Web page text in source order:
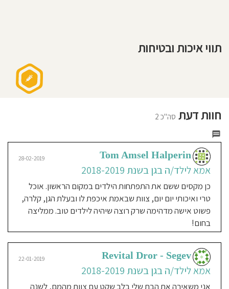
תווי איכות ובטיחות
חוות דעת סה"כ 2
28-02-2019 Tom Amsel Halperin
אמא לילד/ה בגן בשנת 2018-2019
כן מקסים ששם את התפתחות הילדים במקום הראשון. אוכל
טרי ואיכותי יום יום, צוות שבאמת איכפת לו ובעלת הגן, קלרה,
פשוט אישה מדהימה שרק רוצה שיהיה לילדים טוב. ממליצה
בחום!
22-01-2019 Revital Dror - Segev
אמא לילד/ה בגן בשנת 2018-2019
אני משאירה את הבת שלי בלב שקט עם צוות מהמם, לשנה